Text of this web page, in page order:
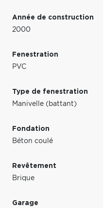
Année de construction
2000
Fenestration
PVC
Type de fenestration
Manivelle (battant)
Fondation
Béton coulé
Revêtement
Brique
Garage